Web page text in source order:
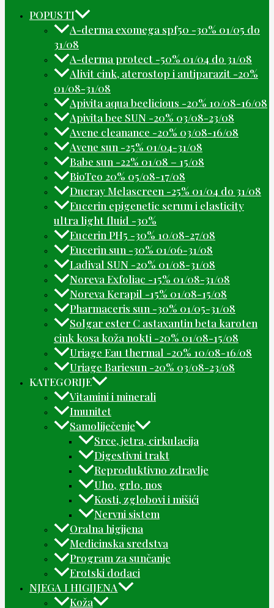
POPUSTI
A-derma exomega spf50 -30% 01/05 do
31/08
A-derma protect -50% 01/04 do 31/08
Alivit cink, aterostop i antiparazit -20%
01/08-31/08
Apivita aqua beelicious -20% 10/08-16/08
Apivita bee SUN -20% 03/08-23/08
Avene cleanance -20% 03/08-16/08
Avene sun -25% 01/04-31/08
Babe sun -22% 01/08 – 15/08
BioTeo 20% 05/08-17/08
Ducray Melascreen -25% 01/04 do 31/08
Eucerin epigenetic serum i elasticity
ultra light fluid -30%
Eucerin PH5 -30% 10/08-27/08
Eucerin sun -30% 01/06-31/08
Ladival SUN -20% 01/08-31/08
Noreva Exfoliac -15% 01/08-31/08
Noreva Kerapil -15% 01/08-15/08
Pharmaceris sun -30% 01/05-31/08
Solgar ester C astaxantin beta karoten
cink kosa koža nokti -20% 01/08-15/08
Uriage Eau thermal -20% 10/08-16/08
Uriage Bariesun -20% 03/08-23/08
KATEGORIJE
Vitamini i minerali
Imunitet
Samoliječenje
Srce, jetra, cirkulacija
Digestivni trakt
Reproduktivno zdravlje
Uho, grlo, nos
Kosti, zglobovi i mišići
Nervni sistem
Oralna higijena
Medicinska sredstva
Program za sunčanje
Erotski dodaci
NJEGA I HIGIJENA
Koža